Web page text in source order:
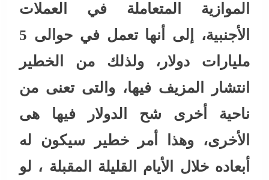
الموازية المتعاملة في العملات
الأجنبية، إلى أنها تعمل في حوالى 5
مليارات دولار، ولذلك من الخطير
انتشار المزيف فيها، والتى تعنى من
ناحية أخرى شح الدولار فيها هى
الأخرى، وهذا أمر خطير سيكون له
أبعاده خلال الأيام القليلة المقبلة ، لو